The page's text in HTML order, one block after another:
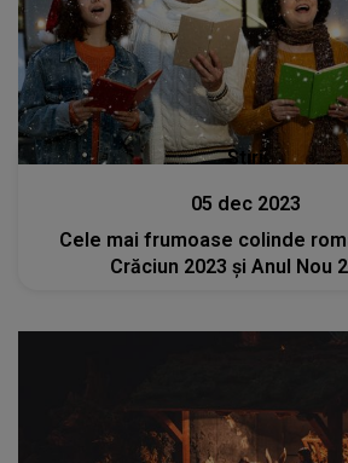
Stiri
05 dec 2023
Cele mai frumoase colinde
Crăciun 2023 și Anul Nou